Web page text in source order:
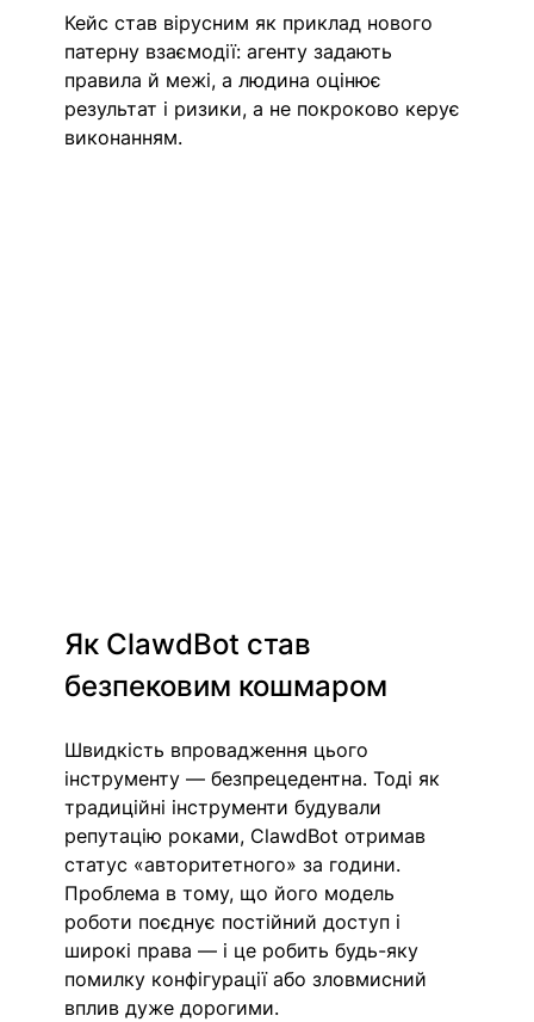
Кейс став вірусним як приклад нового
патерну взаємодії: агенту задають
правила й межі, а людина оцінює
результат і ризики, а не покроково керує
виконанням.
Як ClawdBot став
безпековим кошмаром
Швидкість впровадження цього
інструменту — безпрецедентна. Тоді як
традиційні інструменти будували
репутацію роками, ClawdBot отримав
статус «авторитетного» за години.
Проблема в тому, що його модель
роботи поєднує постійний доступ і
широкі права — і це робить будь-яку
помилку конфігурації або зловмисний
вплив дуже дорогими.